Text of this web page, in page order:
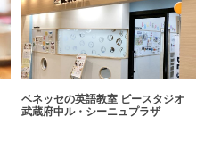
ベネッセの英語教室 ビースタジオ
武蔵府中ル・シーニュプラザ